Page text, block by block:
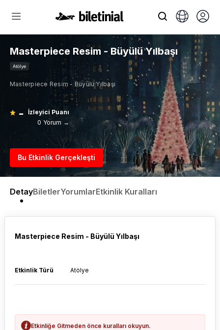
Masterpiece Resim - Büyülü Yılbaşı
Atölye
Masterpiece Resim - Büyülü Yılbaşı
-
İzleyici Puanı
0 Yorum →
Bu Etkinlik Gerçekleşti
DetayBiletlerYorumlarEtkinlik Kuralları
Masterpiece Resim - Büyülü Yılbaşı
Etkinlik Türü Atölye
Etkinliğe Gitmeden önce kuralları okuyun.